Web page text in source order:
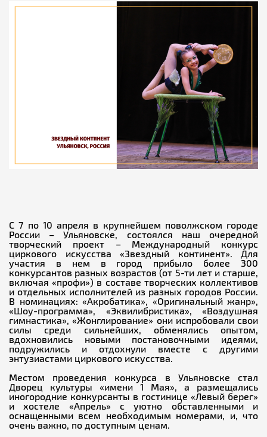
С 7 по 10 апреля в крупнейшем поволжском городе
России – Ульяновске, состоялся наш очередной
творческий проект – Международный конкурс
циркового искусства «Звездный континент». Для
участия в нем в город прибыло более 300
конкурсантов разных возрастов (от 5-ти лет и старше,
включая «профи») в составе творческих коллективов
и отдельных исполнителей из разных городов России.
В номинациях: «Акробатика», «Оригинальный жанр»,
«Шоу-программа», «Эквилибристика», «Воздушная
гимнастика», «Жонглирование» они испробовали свои
силы среди сильнейших, обменялись опытом,
вдохновились новыми постановочными идеями,
подружились и отдохнули вместе с другими
энтузиастами циркового искусства.
Местом проведения конкурса в Ульяновске стал
Дворец культуры «имени 1 Мая», а размещались
иногородние конкурсанты в гостинице «Левый берег»
и хостеле «Апрель» с уютно обставленными и
оснащенными всем необходимым номерами, и, что
очень важно, по доступным ценам.